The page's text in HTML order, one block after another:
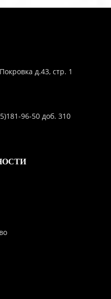
д.43, стр. 1
96-50 доб. 310